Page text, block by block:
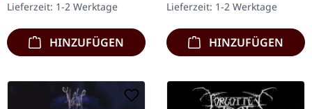
Lieferzeit: 1-2 Werktage
HINZUFÜGEN
originalen…
Lieferzeit: 1-2 Werktage
HINZUFÜGEN